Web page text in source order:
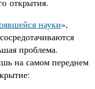
науки»,
проблема.
на самом переднем